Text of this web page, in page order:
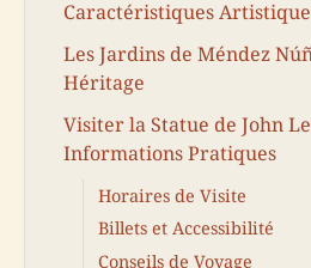
Caractéristiques
Les Jardins de Méndez
Héritage
Visiter la Statue de John
Informations Pratiques
Horaires de Visite
Billets et Accessibilité
Conseils de Voyage